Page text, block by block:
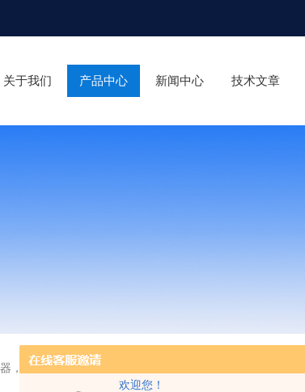
欢迎您！
关于我们 产品中心 新闻中心 技术文章
仪器，检测仪器，物探仪器，勘察仪器，试验机试验箱，整体方案